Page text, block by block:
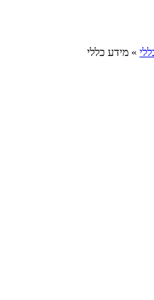
» מידע כללי